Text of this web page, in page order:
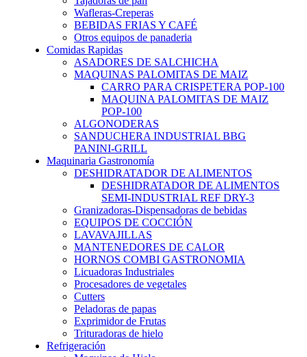
Wafleras-Creperas
BEBIDAS FRIAS Y CAFÉ
Otros equipos de panaderia
Comidas Rapidas
ASADORES DE SALCHICHA
MAQUINAS PALOMITAS DE MAIZ
CARRO PARA CRISPETERA POP-100
MAQUINA PALOMITAS DE MAIZ
POP-100
ALGONODERAS
SANDUCHERA INDUSTRIAL BBG
PANINI-GRILL
Maquinaria Gastronomía
DESHIDRATADOR DE ALIMENTOS
DESHIDRATADOR DE ALIMENTOS
SEMI-INDUSTRIAL REF DRY-3
Granizadoras-Dispensadoras de bebidas
EQUIPOS DE COCCIÓN
LAVAVAJILLAS
MANTENEDORES DE CALOR
HORNOS COMBI GASTRONOMIA
Licuadoras Industriales
Procesadores de vegetales
Cutters
Peladoras de papas
Exprimidor de Frutas
Trituradoras de hielo
Refrigeración